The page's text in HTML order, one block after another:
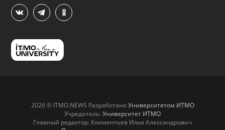
2026 © ITMO.NEWS РазработаноУниверситетом ИТМО
Учредитель: Университет ИТМО
Главный редактор: Климентьев Илья Александрович